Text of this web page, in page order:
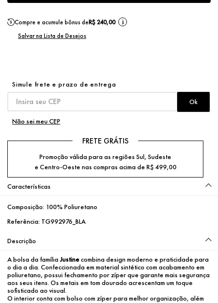
Compre e acumule bônus deR$ 240,00 i
Não sei meu CEP
FRETE GRÁTIS
Promoção válida para as regiões Sul, Sudeste
e Centro-Oeste nas compras acima de R$ 499,00
Características
Composição: 100% Poliuretano
Referência: TG992976_BLA
Descrição
A bolsa da família Justine combina design moderno e praticidade para
o dia a dia. Confeccionada em material sintético com acabamento em
poliuretano, possui fechamento por zíper que garante mais segurança
aos seus itens. Os metais em tom dourado acrescentam um toque
sofisticado ao visual.
O interior conta com bolso com zíper para melhor organização, além